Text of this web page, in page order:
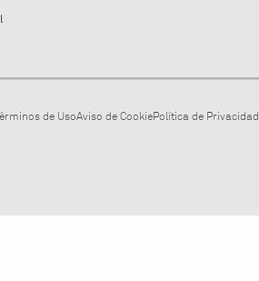
de UsoAviso de CookiePolítica de Privacidad